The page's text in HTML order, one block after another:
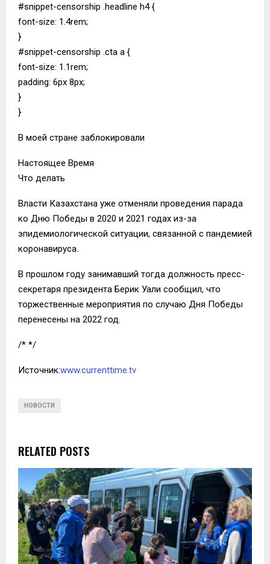
#snippet-censorship .headline h4 {
font-size: 1.4rem;
}
#snippet-censorship .cta a {
font-size: 1.1rem;
padding: 6px 8px;
}
}
В моей стране заблокировали
Настоящее Время
Что делать
Власти Казахстана уже отменяли проведения парада
ко Дню Победы в 2020 и 2021 годах из-за
эпидемиологической ситуации, связанной с пандемией
коронавируса.
В прошлом году занимавший тогда должность пресс-
секретаря президента Берик Уали сообщил, что
торжественные мероприятия по случаю Дня Победы
перенесены на 2022 год.
/* */
Источник:www.currenttime.tv
НОВОСТИ
RELATED POSTS